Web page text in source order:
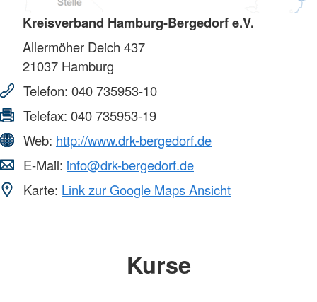
Kreisverband Hamburg-Bergedorf e.V.
Allermöher Deich 437
21037 Hamburg
Telefon: 040 735953-10
Telefax: 040 735953-19
Web: http://www.drk-bergedorf.de
E-Mail: info@drk-bergedorf.de
Karte: Link zur Google Maps Ansicht
Kurse